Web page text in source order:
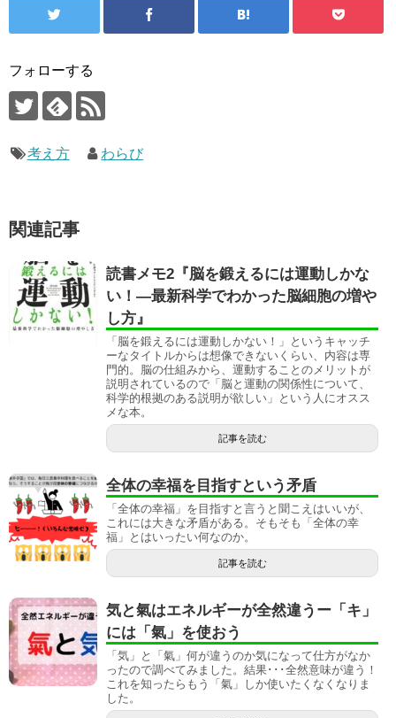
フォローする
考え方 わらび
関連記事
読書メモ2『脳を鍛えるには運動しかな
い！―最新科学でわかった脳細胞の増や
し方』
「脳を鍛えるには運動しかない！」というキャッチ
ーなタイトルからは想像できないくらい、内容は専
門的。脳の仕組みから、運動することのメリットが
説明されているので「脳と運動の関係性について、
科学的根拠のある説明が欲しい」という人にオスス
メな本。
記事を読む
全体の幸福を目指すという矛盾
「全体の幸福」を目指すと言うと聞こえはいいが、
これには大きな矛盾がある。そもそも「全体の幸
福」とはいったい何なのか。
記事を読む
気と氣はエネルギーが全然違うー「キ」
には「氣」を使おう
「気」と「氣」何が違うのか気になって仕方がなか
ったので調べてみました。結果･･･全然意味が違う！
これを知ったらもう「氣」しか使いたくなくなりま
した。